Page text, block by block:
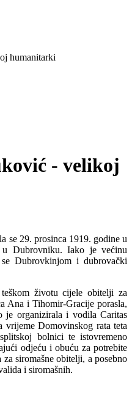
humanitarki
- velikoj
se 29. prosinca 1919. godine u
Dubrovniku. Iako je većinu
Dubrovkinjom i dubrovački
životu cijele obitelji za
Ana i Tihomir-Gracije porasla,
je organizirala i vodila Caritas
vrijeme Domovinskog rata teta
bolnici te istovremeno
odjeću i obuću za potrebite
siromašne obitelji, a posebno
i siromašnih.